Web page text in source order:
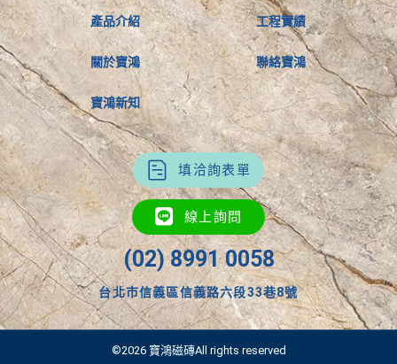
產品介紹
關於寶鴻
寶鴻新知
工程實績
聯絡寶鴻
填洽詢表單
線上詢問
(02) 8991 0058
台北市信義區信義路六段33巷8號
©2026 寶鴻磁磚All rights reserved